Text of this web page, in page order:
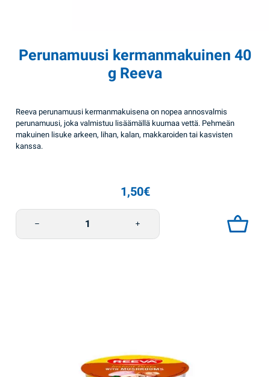
Perunamuusi kermanmakuinen 40
g Reeva
Reeva perunamuusi kermanmakuisena on nopea annosvalmis
perunamuusi, joka valmistuu lisäämällä kuumaa vettä. Pehmeän
makuinen lisuke arkeen, lihan, kalan, makkaroiden tai kasvisten
kanssa.
1,50€
Perunamuusi kermanmakuinen 40 g Reeva määrä